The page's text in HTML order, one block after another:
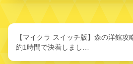
【マイクラ スイッチ版】森の洋館攻
約1時間で決着しまし…